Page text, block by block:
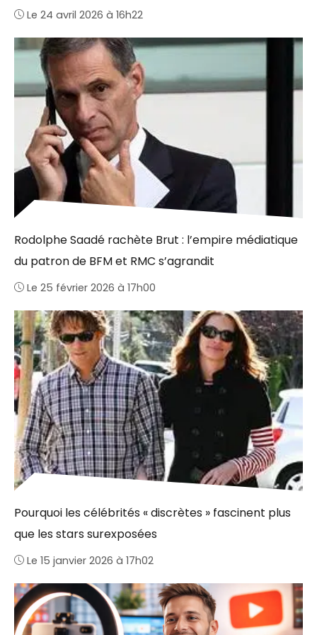
Le 24 avril 2026 à 16h22
Rodolphe Saadé rachète Brut : l’empire médiatique
du patron de BFM et RMC s’agrandit
Le 25 février 2026 à 17h00
Pourquoi les célébrités « discrètes » fascinent plus
que les stars surexposées
Le 15 janvier 2026 à 17h02